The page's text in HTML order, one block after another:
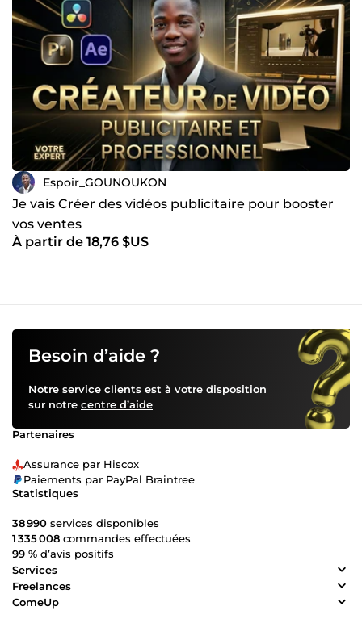
Espoir_GOUNOUKON
Je vais Créer des vidéos publicitaire pour booster
vos ventes
À partir de 18,76 $US
Besoin d’aide ?
Notre service clients est à votre disposition
sur notre centre d’aide
Partenaires
Assurance par Hiscox
Paiements par PayPal Braintree
Statistiques
38 990 services disponibles
1 335 008 commandes effectuées
99 % d’avis positifs
Services
Freelances
ComeUp